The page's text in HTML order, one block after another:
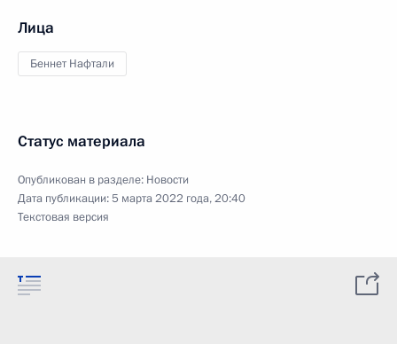
Лица
Беннет Нафтали
Статус материала
Опубликован в разделе: Новости
Дата публикации:5 марта 2022 года, 20:40
Текстовая версия